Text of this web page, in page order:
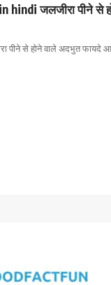
hindi जलजीरा पीने से
पीने से होने वाले अदभुत फायदे